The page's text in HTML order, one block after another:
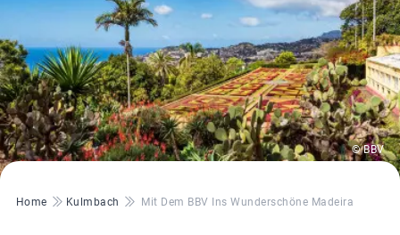
© BBV
Pfadnavigation
Home Kulmbach Mit Dem BBV Ins Wunderschöne Madeira